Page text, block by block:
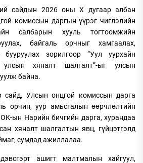
сайдын 2026 оны X дугаар албан
комиссын даргын үүрэг чиглэлийн
салбарын хууль тогтоомжийн
байгаль орчныг хамгаалах,
зорилгоор “Уул уурхайн
улсын хяналт шалгалт”-ыг улсын
байна.
Улсын онцгой комиссын дарга
орчин, уур амьсгалын өөрчлөлтийн
ын Нарийн бичгийн дарга, хурандаа
хяналт шалгалтын явц, гүйцэтгэлд
сумдад ажиллалаа.
ашигт малтмалын хайгуул,